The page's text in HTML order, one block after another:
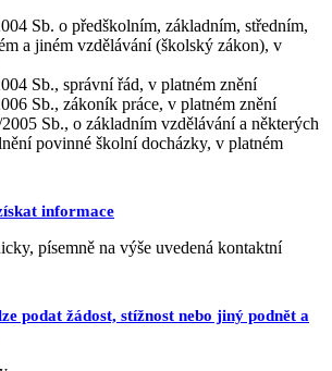
Sb. o předškolním, základním, středním,
a jiném vzdělávání (školský zákon), v
Sb., správní řád, v platném znění
Sb., zákoník práce, v platném znění
Sb., o základním vzdělávání a některých
povinné školní docházky, v platném
informace
písemně na výše uvedená kontaktní
podat žádost, stížnost nebo jiný podnět a